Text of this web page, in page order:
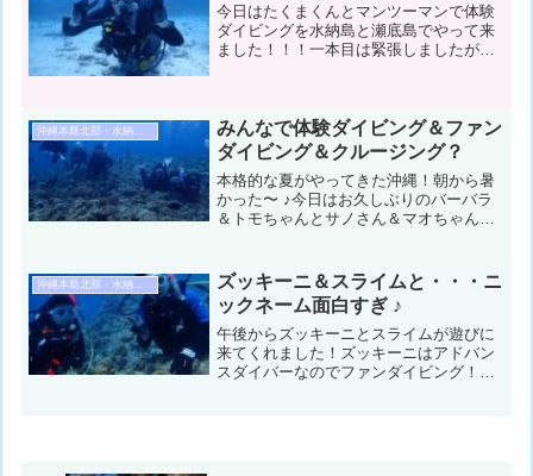
今日はたくまくんとマンツーマンで体験
ダイビングを水納島と瀬底島でやって来
ました！！！一本目は緊張しましたが、
３℃ スーツ：ウエットスー...
沖縄本島北部・水納島・瀬底島ダイビング
みんなで体験ダイビング＆ファン
ダイビング＆クルージング？
本格的な夏がやってきた沖縄！朝から暑
かった〜 ♪今日はお久しぶりのバーバラ
＆トモちゃんとサノさん＆マオちゃん＆
＆データ気温：31℃ スーツ：ウェット
5mm 担当スタッフ...
沖縄本島北部・水納島・瀬底島ダイビング
ズッキーニ＆スライムと・・・ニ
ックネーム面白すぎ ♪
午後からズッキーニとスライムが遊びに
来てくれました！ズッキーニはアドバン
スダイバーなのでファンダイビング！ス